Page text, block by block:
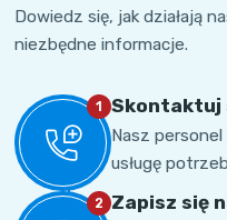
Dowiedz się, jak działają
niezbędne informacje.
1 Skontaktuj
Nasz
usługę
2 Zapisz się